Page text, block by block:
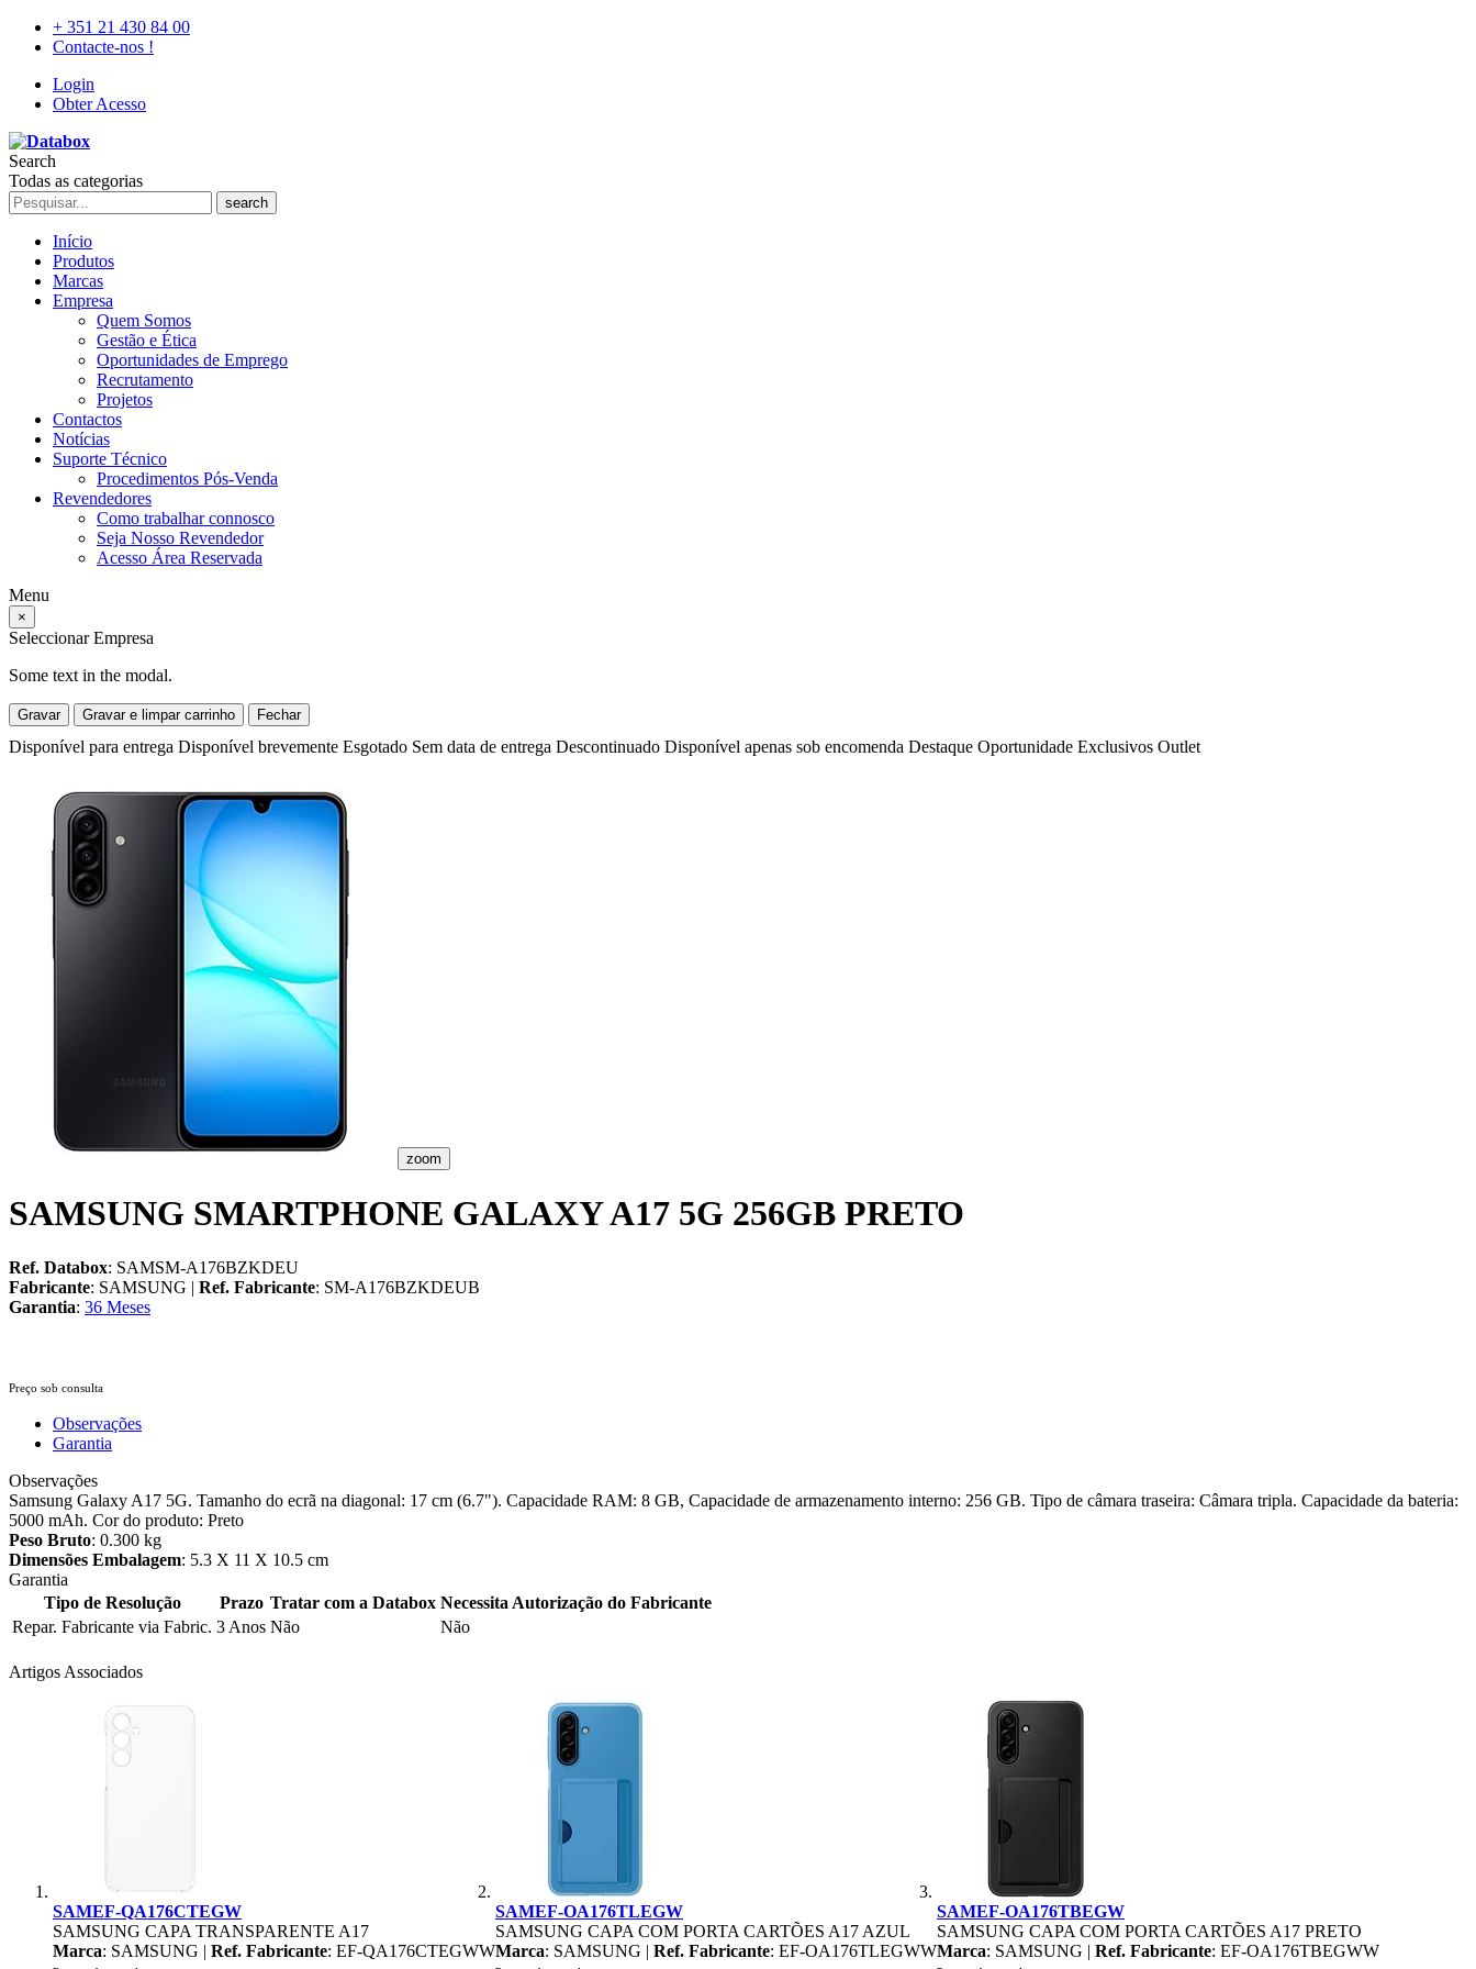
+ 351 21 430 84 00
Contacte-nos !
Login
Obter Acesso
Search
Todas as categorias
search
Início
Produtos
Marcas
Empresa
Quem Somos
Gestão e Ética
Oportunidades de Emprego
Recrutamento
Projetos
Contactos
Notícias
Suporte Técnico
Procedimentos Pós-Venda
Revendedores
Como trabalhar connosco
Seja Nosso Revendedor
Acesso Área Reservada
Menu
×
Seleccionar Empresa
Some text in the modal.
Gravar Gravar e limpar carrinho Fechar
Disponível para entrega Disponível brevemente Esgotado Sem data de entrega Descontinuado Disponível apenas sob encomenda Destaque Oportunidade Exclusivos Outlet
zoom
SAMSUNG SMARTPHONE GALAXY A17 5G 256GB PRETO
Ref. Databox: SAMSM-A176BZKDEU
Fabricante: SAMSUNG | Ref. Fabricante: SM-A176BZKDEUB
Garantia: 36 Meses
Preço sob consulta
Observações
Garantia
Observações
Samsung Galaxy A17 5G. Tamanho do ecrã na diagonal: 17 cm (6.7"). Capacidade RAM: 8 GB, Capacidade de armazenamento interno: 256 GB. Tipo de câmara traseira: Câmara tripla. Capacidade da bateria:
5000 mAh. Cor do produto: Preto
Peso Bruto: 0.300 kg
Dimensões Embalagem: 5.3 X 11 X 10.5 cm
Garantia
Tipo de Resolução
Prazo Tratar com a Databox Necessita Autorização do Fabricante
Repar. Fabricante via Fabric. 3 Anos Não Não
Artigos Associados
SAMEF-QA176CTEGW
SAMSUNG CAPA TRANSPARENTE A17
Marca: SAMSUNG | Ref. Fabricante: EF-QA176CTEGWW
SAMEF-OA176TLEGW
SAMSUNG CAPA COM PORTA CARTÕES A17 AZUL
Marca: SAMSUNG | Ref. Fabricante: EF-OA176TLEGWW
SAMEF-OA176TBEGW
SAMSUNG CAPA COM PORTA CARTÕES A17 PRETO
Marca: SAMSUNG | Ref. Fabricante: EF-OA176TBEGWW